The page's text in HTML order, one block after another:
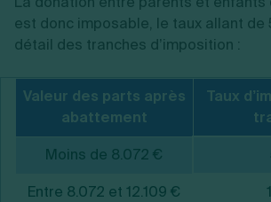
est donc imposable, le taux allant de
détail des tranches d’imposition :
Valeur des parts après
abattement
Taux
Moins de 8.072 €
Entre 8.072 et 12.109 €